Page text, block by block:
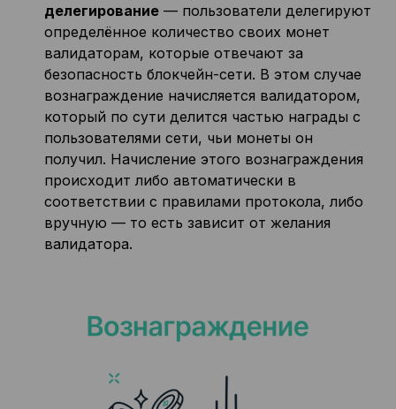
делегирование— пользователи делегируют
определённое количество своих монет
валидаторам, которые отвечают за
безопасность блокчейн-сети. В этом случае
вознаграждение начисляется валидатором,
который по сути делится частью награды с
пользователями сети, чьи монеты он
получил. Начисление этого вознаграждения
происходит либо автоматически в
соответствии с правилами протокола, либо
вручную — то есть зависит от желания
валидатора.